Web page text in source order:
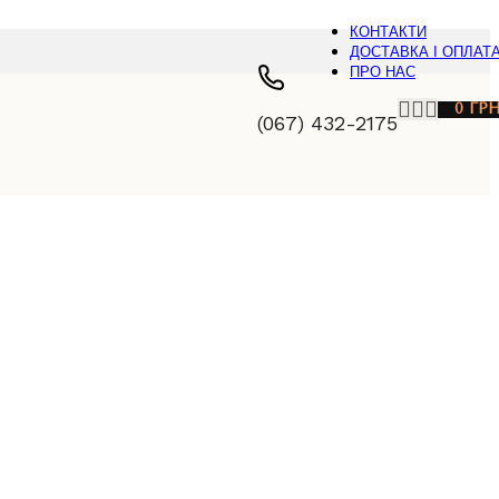
КОНТАКТИ
ДОСТАВКА І
ПРО НАС
(067) 432-2175
0